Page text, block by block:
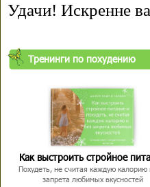
Удачи! Искренне
Тренинги по похудению
Как выстроить стройное
Похудеть, не считая каждую калорию
запрета любимых вкусностей